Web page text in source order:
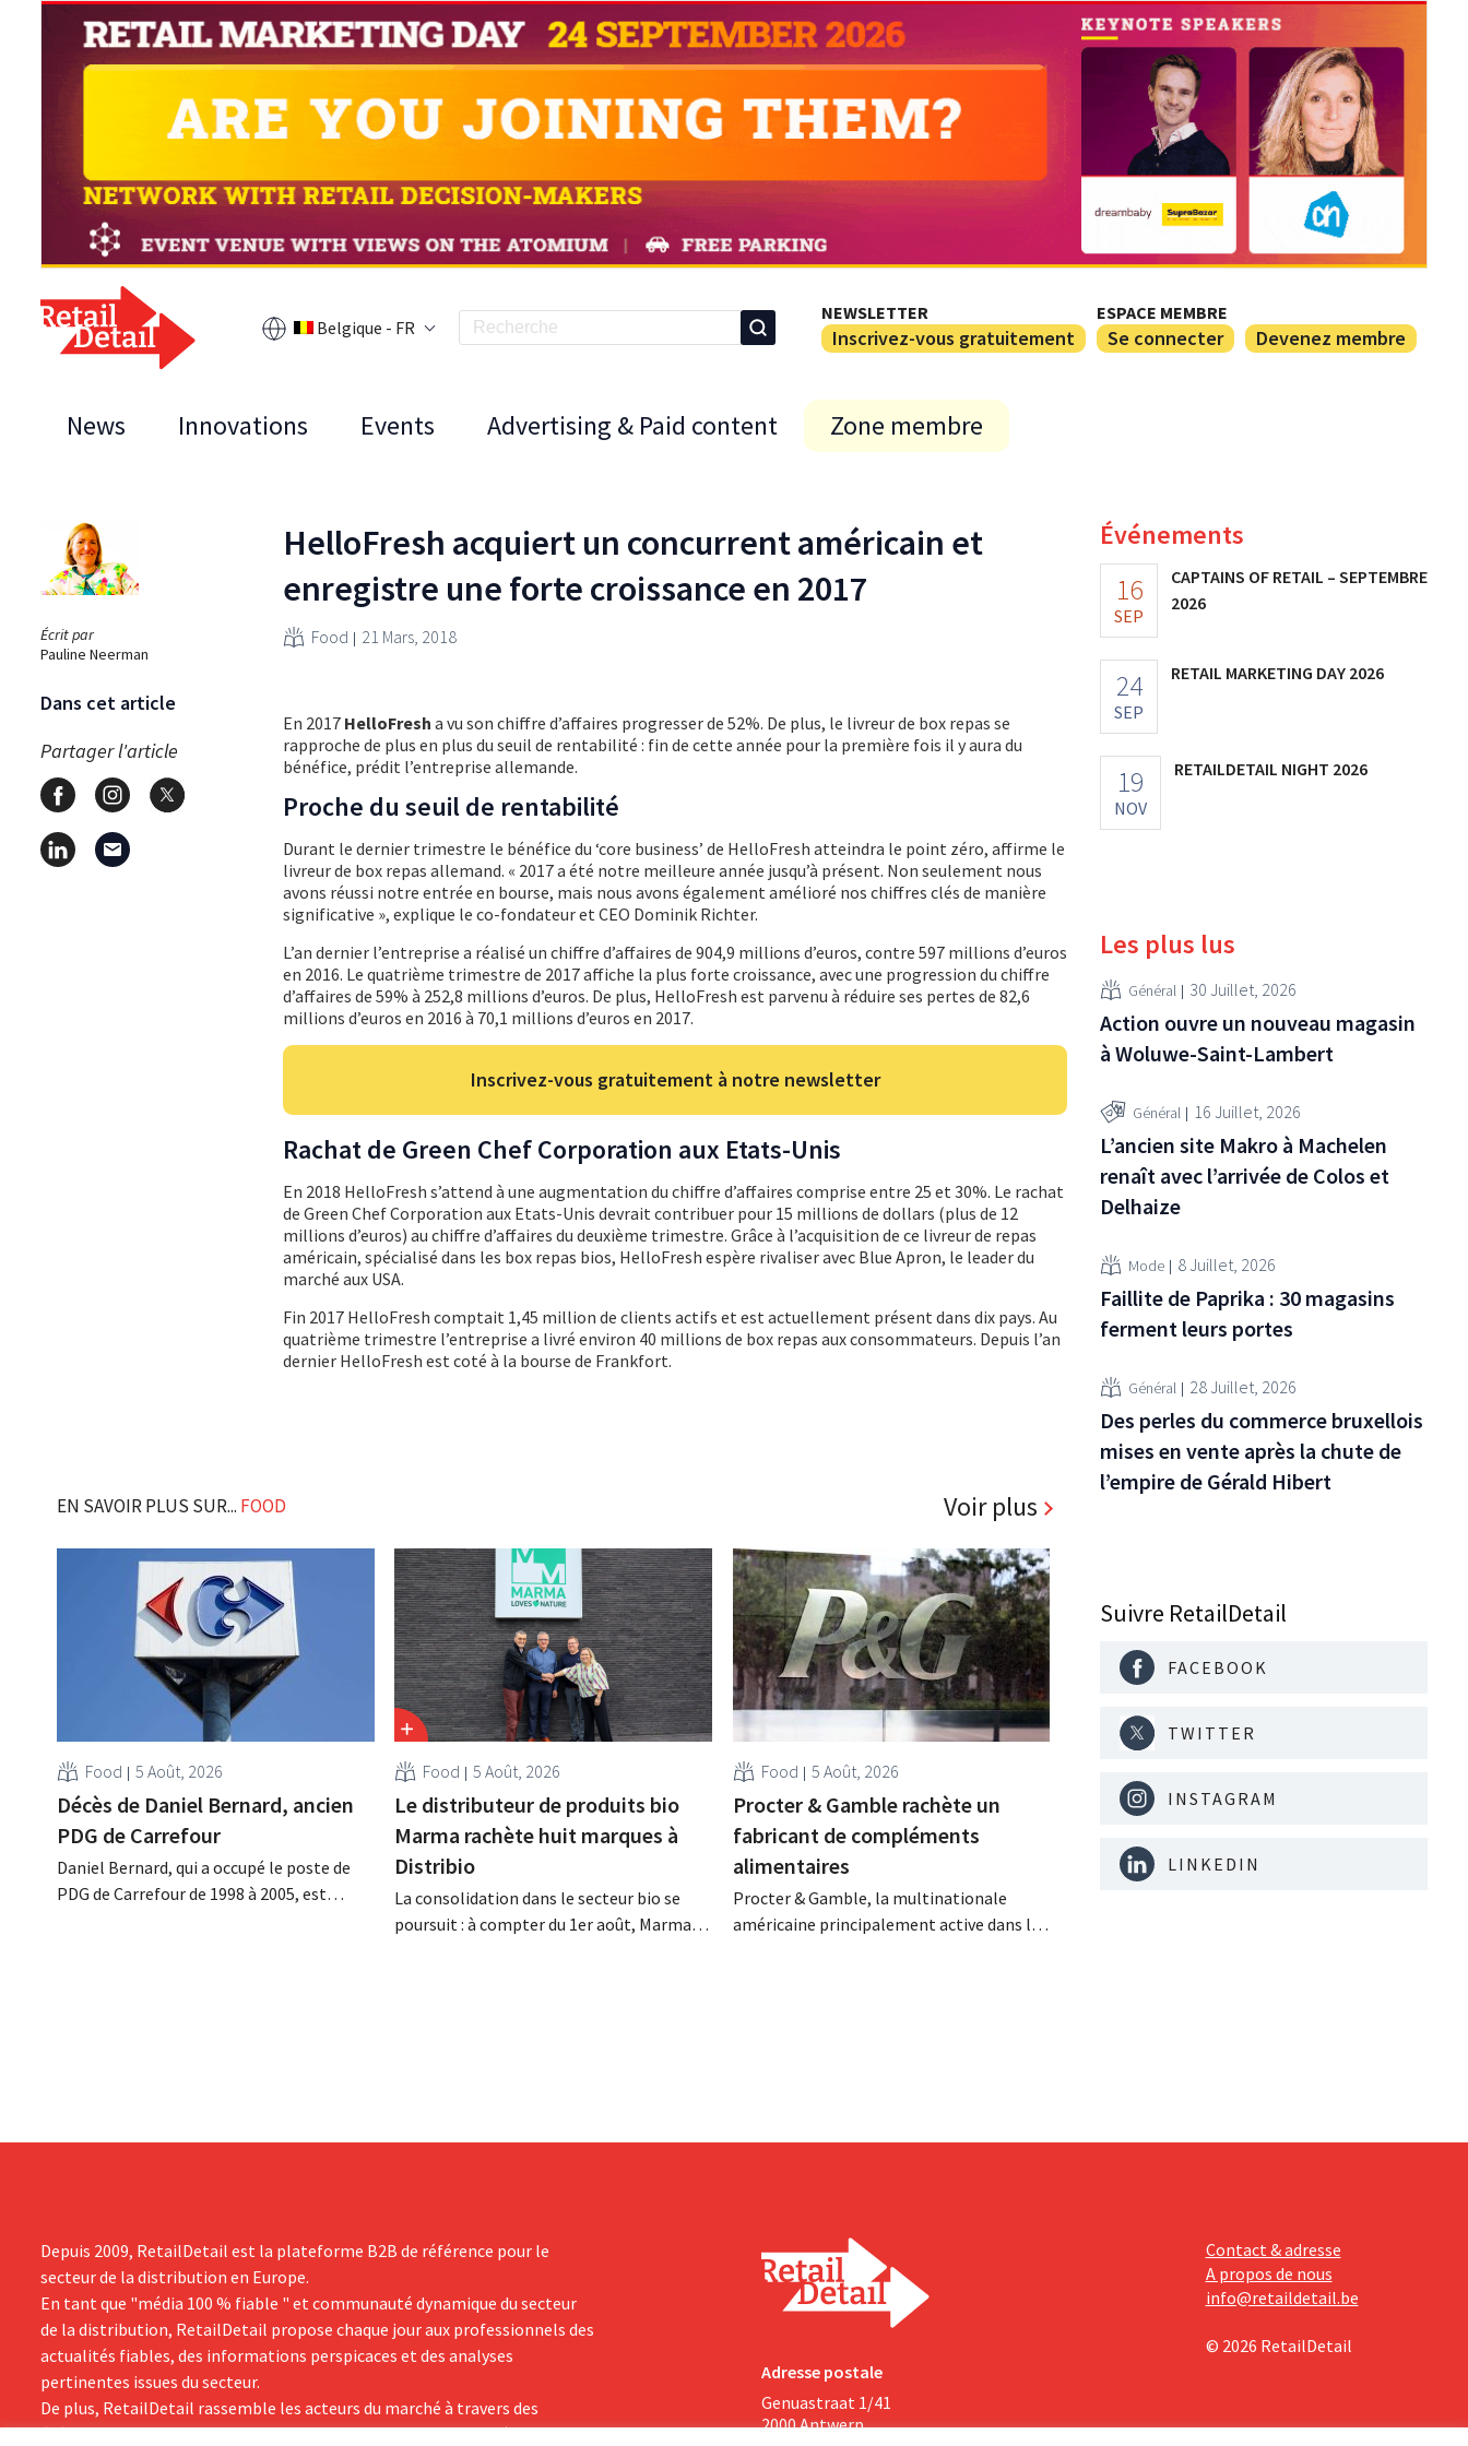
Belgique - FR
NEWSLETTER
Inscrivez-vous gratuitement
ESPACE MEMBRE
Se connecter Devenez membre
News Innovations Events Advertising & Paid content Zone membre
Écrit par
Pauline Neerman
Dans cet article
Partager l'article
HelloFresh acquiert un concurrent américain et
enregistre une forte croissance en 2017
Food 21 Mars, 2018
En 2017 HelloFresh a vu son chiffre d’affaires progresser de 52%. De plus, le livreur de box repas se
rapproche de plus en plus du seuil de rentabilité : fin de cette année pour la première fois il y aura du
bénéfice, prédit l’entreprise allemande.
Proche du seuil de rentabilité
Durant le dernier trimestre le bénéfice du ‘core business’ de HelloFresh atteindra le point zéro, affirme le
livreur de box repas allemand. « 2017 a été notre meilleure année jusqu’à présent. Non seulement nous
avons réussi notre entrée en bourse, mais nous avons également amélioré nos chiffres clés de manière
significative », explique le co-fondateur et CEO Dominik Richter.
L’an dernier l’entreprise a réalisé un chiffre d’affaires de 904,9 millions d’euros, contre 597 millions d’euros
en 2016. Le quatrième trimestre de 2017 affiche la plus forte croissance, avec une progression du chiffre
d’affaires de 59% à 252,8 millions d’euros. De plus, HelloFresh est parvenu à réduire ses pertes de 82,6
millions d’euros en 2016 à 70,1 millions d’euros en 2017.
Inscrivez-vous gratuitement à notre newsletter
Rachat de Green Chef Corporation aux Etats-Unis
En 2018 HelloFresh s’attend à une augmentation du chiffre d’affaires comprise entre 25 et 30%. Le rachat
de Green Chef Corporation aux Etats-Unis devrait contribuer pour 15 millions de dollars (plus de 12
millions d’euros) au chiffre d’affaires du deuxième trimestre. Grâce à l’acquisition de ce livreur de repas
américain, spécialisé dans les box repas bios, HelloFresh espère rivaliser avec Blue Apron, le leader du
marché aux USA.
Fin 2017 HelloFresh comptait 1,45 million de clients actifs et est actuellement présent dans dix pays. Au
quatrième trimestre l’entreprise a livré environ 40 millions de box repas aux consommateurs. Depuis l’an
dernier HelloFresh est coté à la bourse de Frankfort.
EN SAVOIR PLUS SUR... FOOD Voir plus
Food 5 Août, 2026
Décès de Daniel Bernard, ancien
PDG de Carrefour
Daniel Bernard, qui a occupé le poste de
PDG de Carrefour de 1998 à 2005, est
Food 5 Août, 2026
Le distributeur de produits bio
Marma rachète huit marques à
Distribio
La consolidation dans le secteur bio se
poursuit : à compter du 1er août, Marma,
Food 5 Août, 2026
Procter & Gamble rachète un
fabricant de compléments
alimentaires
Procter & Gamble, la multinationale
américaine principalement active dans le
Événements
16
SEP
CAPTAINS OF RETAIL – SEPTEMBRE
2026
24
SEP
RETAIL MARKETING DAY 2026
19
NOV
RETAILDETAIL NIGHT 2026
Les plus lus
Général 30 Juillet, 2026
Action ouvre un nouveau magasin
à Woluwe-Saint-Lambert
Général 16 Juillet, 2026
L’ancien site Makro à Machelen
renaît avec l’arrivée de Colos et
Delhaize
Mode 8 Juillet, 2026
Faillite de Paprika : 30 magasins
ferment leurs portes
Général 28 Juillet, 2026
Des perles du commerce bruxellois
mises en vente après la chute de
l’empire de Gérald Hibert
Suivre RetailDetail
FACEBOOK
TWITTER
INSTAGRAM
LINKEDIN
Depuis 2009, RetailDetail est la plateforme B2B de référence pour le
secteur de la distribution en Europe.
En tant que "média 100 % fiable " et communauté dynamique du secteur
de la distribution, RetailDetail propose chaque jour aux professionnels des
actualités fiables, des informations perspicaces et des analyses
pertinentes issues du secteur.
De plus, RetailDetail rassemble les acteurs du marché à travers des
événements inspirants et des visites exclusives de magasins, où le partage
Adresse postale
Genuastraat 1/41
2000 Antwerp
Contact & adresse
A propos de nous
info@retaildetail.be
© 2026 RetailDetail